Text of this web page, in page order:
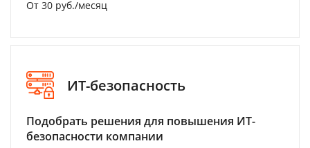
От 30 руб./месяц
ИТ-безопасность
Подобрать решения для повышения ИТ-
безопасности компании